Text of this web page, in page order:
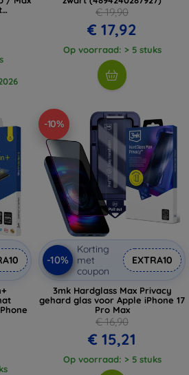
€ 19,90
€ 17,92
Op voorraad: > 5 stuks
-10%
-10%
Korting
met
coupon
EXTRA10
3mk Hardglass Max Privacy
gehard glas voor Apple iPhone 17
Pro Max
€ 16,90
€ 15,21
Op voorraad: > 5 stuks